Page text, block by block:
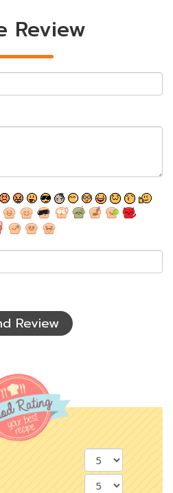
Review
Review